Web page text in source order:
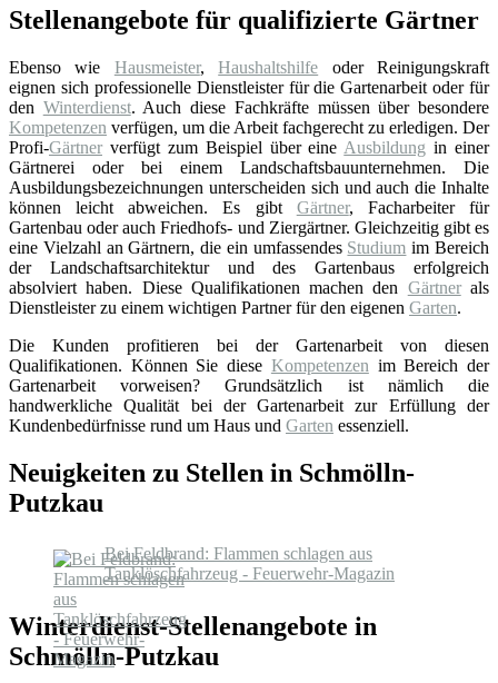
Stellenangebote für qualifizierte Gärtner
Ebenso wie Hausmeister,Haushaltshilfe oder Reinigungskraft
eignen sich professionelle Dienstleister für die Gartenarbeit oder für
den Winterdienst. Auch diese Fachkräfte müssen über besondere
Kompetenzen verfügen, um die Arbeit fachgerecht zu erledigen. Der
Profi-Gärtner verfügt zum Beispiel über eine Ausbildung in einer
Gärtnerei oder bei einem Landschaftsbauunternehmen. Die
Ausbildungsbezeichnungen unterscheiden sich und auch die Inhalte
können leicht abweichen. Es gibt Gärtner, Facharbeiter für
Gartenbau oder auch Friedhofs- und Ziergärtner. Gleichzeitig gibt es
eine Vielzahl an Gärtnern, die ein umfassendes Studium im Bereich
der Landschaftsarchitektur und des Gartenbaus erfolgreich
absolviert haben. Diese Qualifikationen machen den Gärtnerals
Dienstleister zu einem wichtigen Partner für den eigenen Garten.
Die Kunden profitieren bei der Gartenarbeit von diesen
Qualifikationen. Können Sie diese Kompetenzen im Bereich der
Gartenarbeit vorweisen? Grundsätzlich ist nämlich die
handwerkliche Qualität bei der Gartenarbeit zur Erfüllung der
Kundenbedürfnisse rund um Haus und Garten essenziell.
Neuigkeiten zu Stellen in Schmölln-
Putzkau
Bei Feldbrand: Flammen schlagen aus
Tanklöschfahrzeug - Feuerwehr-Magazin
Winterdienst-Stellenangebote in
Schmölln-Putzkau